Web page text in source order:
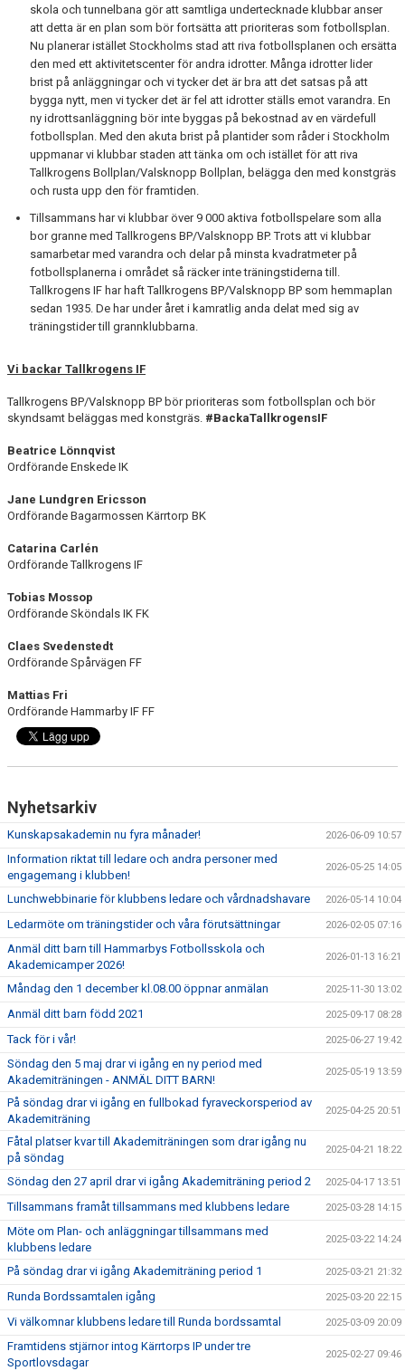
skola och tunnelbana gör att samtliga undertecknade klubbar anser
att detta är en plan som bör fortsätta att prioriteras som fotbollsplan.
Nu planerar istället Stockholms stad att riva fotbollsplanen och ersätta
den med ett aktivitetscenter för andra idrotter. Många idrotter lider
brist på anläggningar och vi tycker det är bra att det satsas på att
bygga nytt, men vi tycker det är fel att idrotter ställs emot varandra. En
ny idrottsanläggning bör inte byggas på bekostnad av en värdefull
fotbollsplan. Med den akuta brist på plantider som råder i Stockholm
uppmanar vi klubbar staden att tänka om och istället för att riva
Tallkrogens Bollplan/Valsknopp Bollplan, belägga den med konstgräs
och rusta upp den för framtiden.
Tillsammans har vi klubbar över 9 000 aktiva fotbollspelare som alla
bor granne med Tallkrogens BP/Valsknopp BP. Trots att vi klubbar
samarbetar med varandra och delar på minsta kvadratmeter på
fotbollsplanerna i området så räcker inte träningstiderna till.
Tallkrogens IF har haft Tallkrogens BP/Valsknopp BP som hemmaplan
sedan 1935. De har under året i kamratlig anda delat med sig av
träningstider till grannklubbarna.
Vi backar Tallkrogens IF
Tallkrogens BP/Valsknopp BP bör prioriteras som fotbollsplan och bör
skyndsamt beläggas med konstgräs. #BackaTallkrogensIF
Beatrice Lönnqvist
Ordförande Enskede IK
Jane Lundgren Ericsson
Ordförande Bagarmossen Kärrtorp BK
Catarina Carlén
Ordförande Tallkrogens IF
Tobias Mossop
Ordförande Sköndals IK FK
Claes Svedenstedt
Ordförande Spårvägen FF
Mattias Fri
Ordförande Hammarby IF FF
Nyhetsarkiv
Kunskapsakademin nu fyra månader! 2026-06-09 10:57
Information riktat till ledare och andra personer med
engagemang i klubben!
2026-05-25 14:05
Lunchwebbinarie för klubbens ledare och vårdnadshavare 2026-05-14 10:04
Ledarmöte om träningstider och våra förutsättningar 2026-02-05 07:16
Anmäl ditt barn till Hammarbys Fotbollsskola och
Akademicamper 2026!
2026-01-13 16:21
Måndag den 1 december kl.08.00 öppnar anmälan 2025-11-30 13:02
Anmäl ditt barn född 2021 2025-09-17 08:28
Tack för i vår! 2025-06-27 19:42
Söndag den 5 maj drar vi igång en ny period med
Akademiträningen - ANMÄL DITT BARN!
2025-05-19 13:59
På söndag drar vi igång en fullbokad fyraveckorsperiod av
Akademiträning
2025-04-25 20:51
Fåtal platser kvar till Akademiträningen som drar igång nu
på söndag
2025-04-21 18:22
Söndag den 27 april drar vi igång Akademiträning period 2 2025-04-17 13:51
Tillsammans framåt tillsammans med klubbens ledare 2025-03-28 14:15
Möte om Plan- och anläggningar tillsammans med
klubbens ledare
2025-03-22 14:24
På söndag drar vi igång Akademiträning period 1 2025-03-21 21:32
Runda Bordssamtalen igång 2025-03-20 22:15
Vi välkomnar klubbens ledare till Runda bordssamtal 2025-03-09 20:09
Framtidens stjärnor intog Kärrtorps IP under tre
Sportlovsdagar
2025-02-27 09:46